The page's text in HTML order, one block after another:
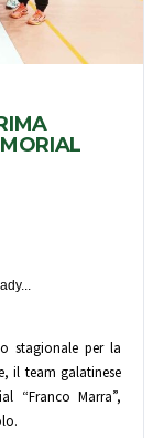
stagionale per la
il team galatinese
“Franco Marra”,